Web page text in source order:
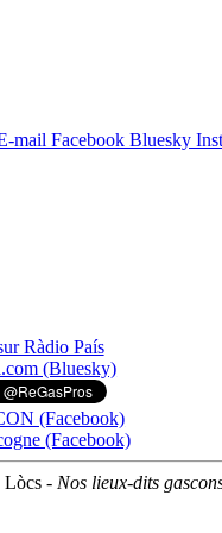
Ràdio País
(Bluesky)
(Facebook)
(Facebook)
Lòcs - Nos lieux-dits